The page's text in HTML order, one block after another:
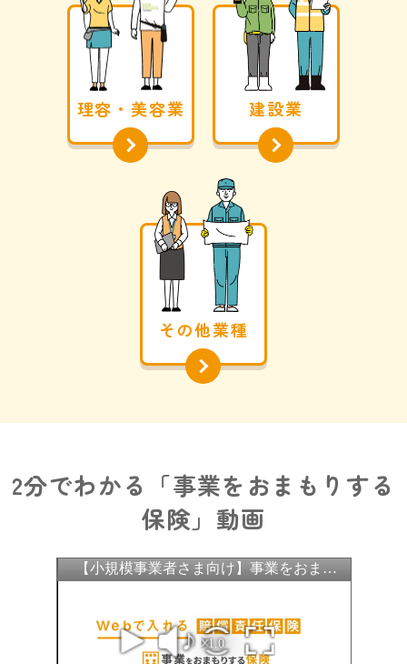
理容・美容業 建設業
その他業種
2分でわかる「事業をおまもりする
保険」動画